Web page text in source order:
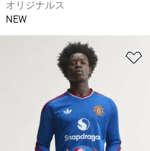
オリジナルス
NEW